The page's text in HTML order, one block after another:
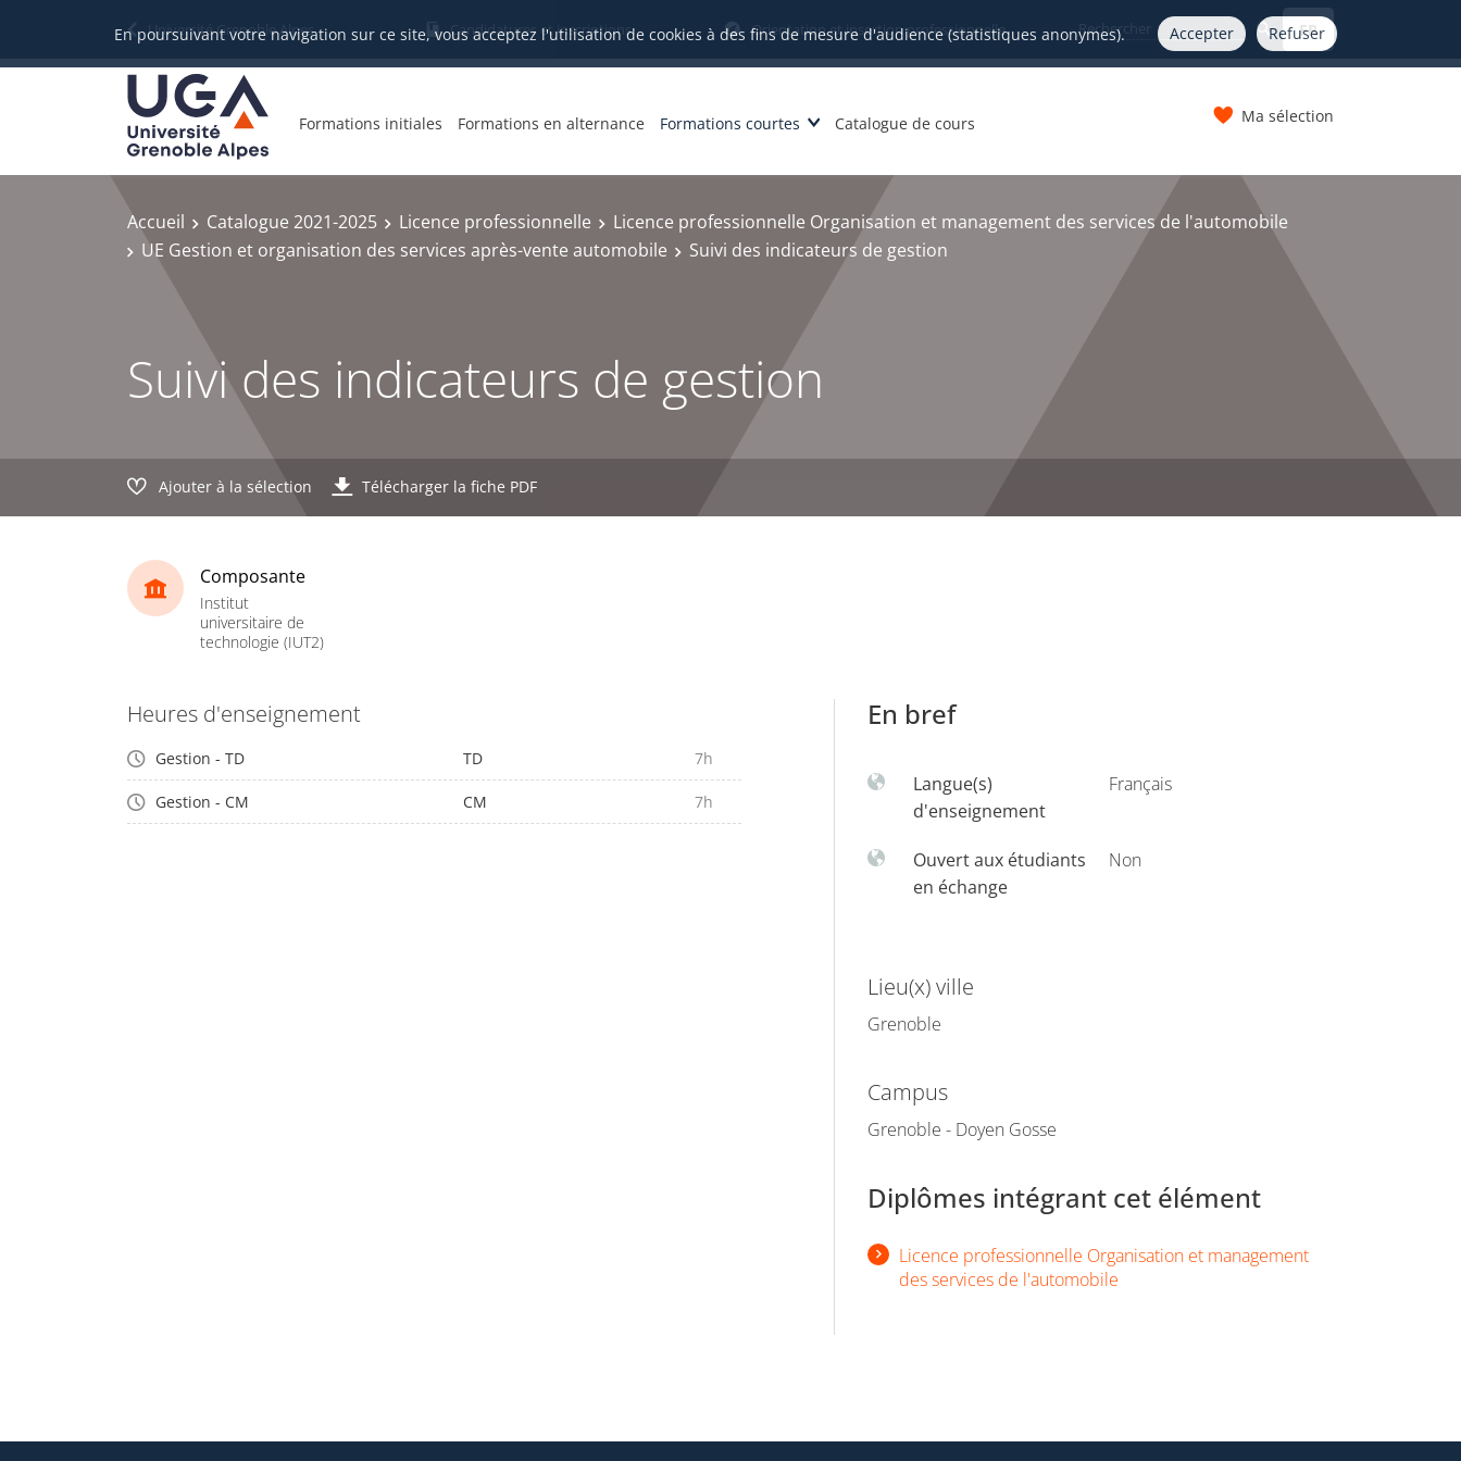
En poursuivant votre navigation sur ce site, vous acceptez l'utilisation de cookies à des fins de mesure d'audience (statistiques anonymes). Accepter Refuser
Université Grenoble Alpes Candidatures et inscriptions Orientation et insertion professionnelle FR
Formations initiales Formations en alternance Formations courtes Catalogue de cours Ma sélection
Accueil Catalogue 2021-2025 Licence professionnelle
Licence professionnelle Organisation et management des services de l'automobile
UE Gestion et organisation des services après-vente automobile
Suivi des indicateurs de gestion
Suivi des indicateurs de gestion
Ajouter à la sélection Télécharger la fiche PDF
Composante
Institut
universitaire de
technologie (IUT2)
Heures d'enseignement
Gestion - TD TD 7h
Gestion - CM CM 7h
En bref
Langue(s)
d'enseignement
Français
Ouvert aux étudiants
en échange
Non
Lieu(x) ville
Grenoble
Campus
Grenoble - Doyen Gosse
Diplômes intégrant cet élément
Licence professionnelle Organisation et management
des services de l'automobile